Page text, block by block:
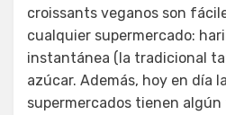
croissants veganos son
cualquier supermercado:
instantánea (la tradicional
azúcar. Además, hoy en día
supermercados tienen